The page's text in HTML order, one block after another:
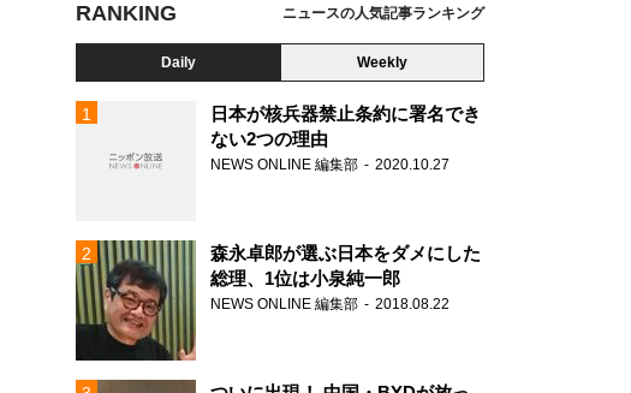
RANKING ニュースの人気記事ランキング
Daily Weekly
日本が核兵器禁止条約に署名でき
ない2つの理由
NEWS ONLINE 編集部 2020.10.27
森永卓郎が選ぶ日本をダメにした
総理、1位は小泉純一郎
NEWS ONLINE 編集部 2018.08.22